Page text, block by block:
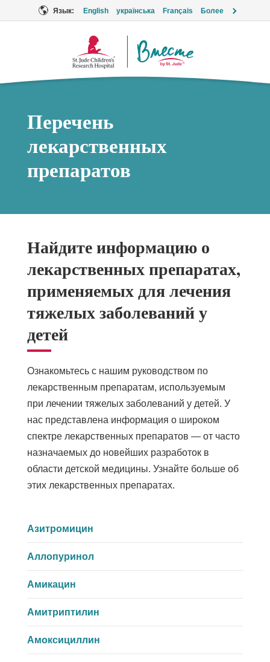
Язык: English українська Français Более
Логотип
Перечень
лекарственных
препаратов
Найдите информацию о
лекарственных препаратах,
применяемых для лечения
тяжелых заболеваний у
детей
Ознакомьтесь с нашим руководством по
лекарственным препаратам, используемым
при лечении тяжелых заболеваний у детей. У
нас представлена информация о широком
спектре лекарственных препаратов — от часто
назначаемых до новейших разработок в
области детской медицины. Узнайте больше об
этих лекарственных препаратах.
Азитромицин
Аллопуринол
Амикацин
Амитриптилин
Амоксициллин